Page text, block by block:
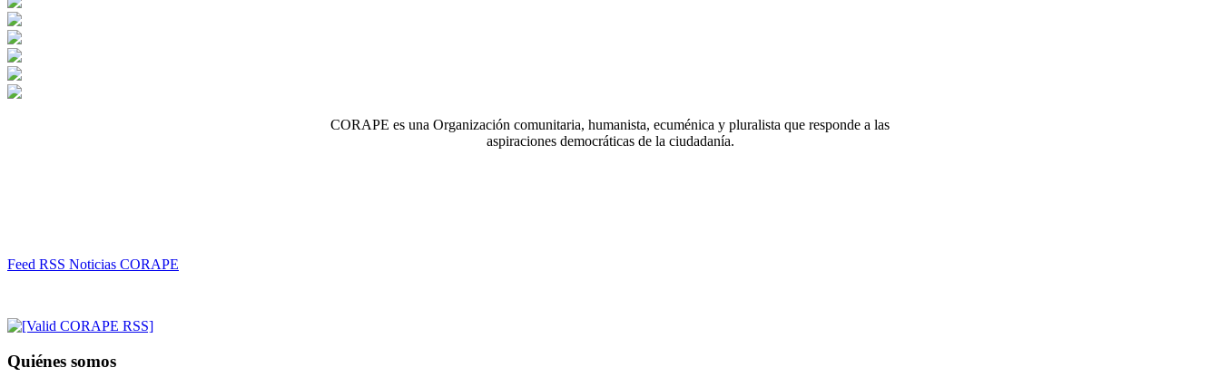
CORAPE es una Organización comunitaria, humanista, ecuménica y pluralista que responde a las
aspiraciones democráticas de la ciudadanía.
Feed RSS Noticias CORAPE
Quiénes somos